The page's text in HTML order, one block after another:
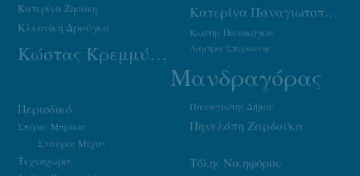
Κατερίνα Ζησάκη Κατερίνα Παναγιωτοπούλου
Κλεονίκη Δρούγκα Κωστής Παπακόγκος
Κώστας Κρεμμύδας Λάμπρος Σπυριούνης
Μανδραγόρας
Παναγιώτης Δήμου
Περιοδικό
Πηνελόπη Ζαρδούκα
Σπύρος Μπρίκος
Σταύρος Μίχας
Τεχνοχώρος
Τόλης Νικηφόρου